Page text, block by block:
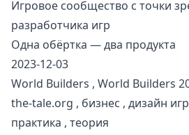
Игровое сообщество с точки
разработчика игр
Одна обёртка — два продукта
2023-12-03
World Builders , World Builders
the-tale.org , бизнес , дизайн игр
практика , теория